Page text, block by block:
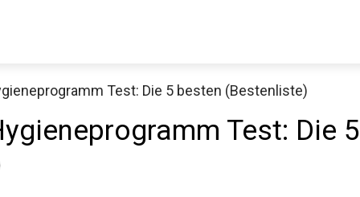
Test: Die 5 besten (Bestenliste)
Test: Die 5